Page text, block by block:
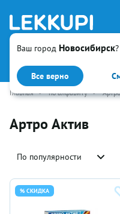
Ваш город Новосибирск?
Все верно
Искать
Главная • по алфавиту •
Артро Актив
По популярности
% СКИДКА